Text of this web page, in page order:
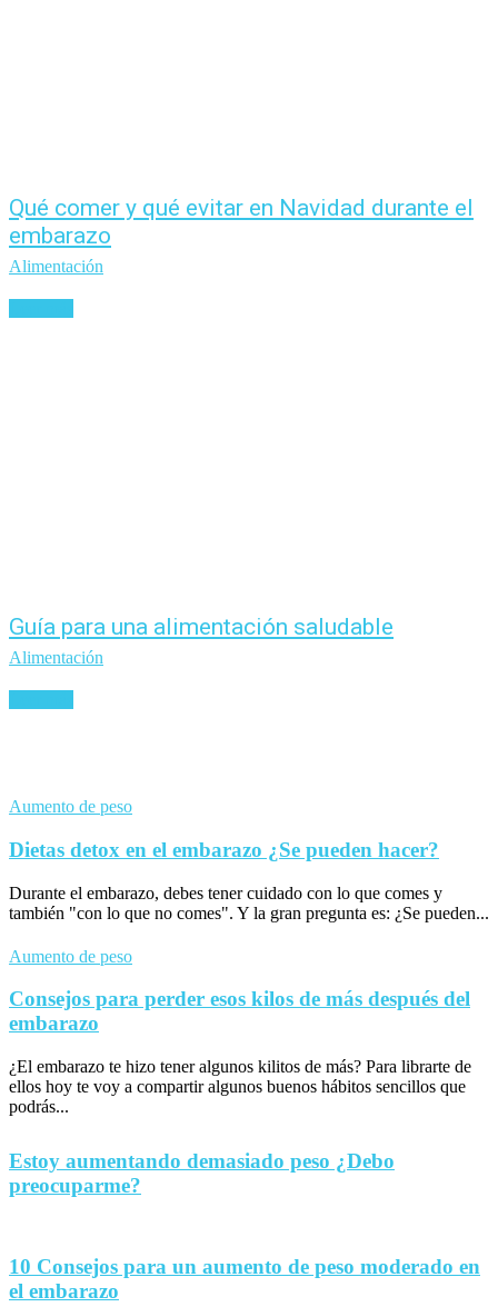
Qué comer y qué evitar en Navidad durante el
embarazo
Alimentación
Guía para una alimentación saludable
Alimentación
Aumento de peso
Dietas detox en el embarazo ¿Se pueden hacer?
Durante el embarazo, debes tener cuidado con lo que comes y
también "con lo que no comes". Y la gran pregunta es: ¿Se pueden...
Aumento de peso
Consejos para perder esos kilos de más después del
embarazo
¿El embarazo te hizo tener algunos kilitos de más? Para librarte de
ellos hoy te voy a compartir algunos buenos hábitos sencillos que
podrás...
Estoy aumentando demasiado peso ¿Debo
preocuparme?
10 Consejos para un aumento de peso moderado en
el embarazo